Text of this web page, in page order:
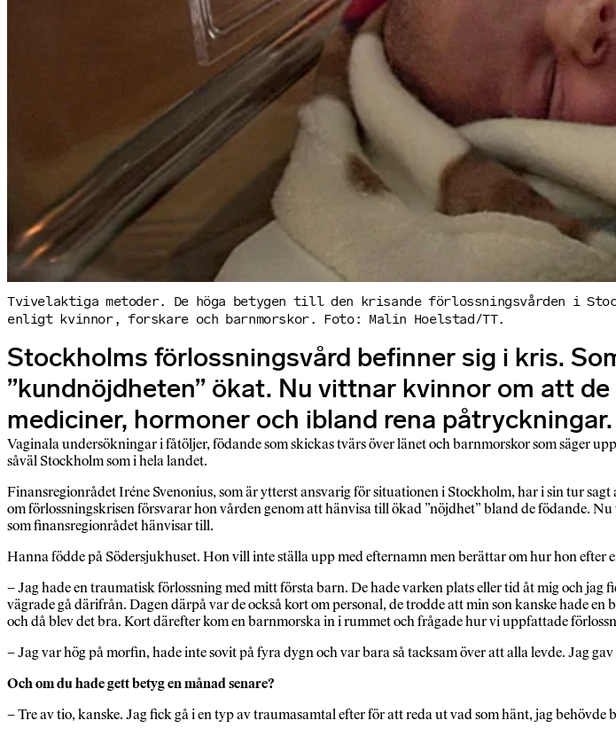
Tvivelaktiga metoder. De höga betygen till den krisande förlossningsvården i
enligt kvinnor, forskare och barnmorskor. Foto: Malin Hoelstad/TT.
Stockholms förlossningsvård befinner sig i kris.
”kundnöjdheten” ökat. Nu vittnar kvinnor om att
mediciner, hormoner och ibland rena påtryckningar.
Vaginala undersökningar i fåtöljer, födande som skickas tvärs över länet och barnmorskor som säger
såväl Stockholm som i hela landet.
Finansregionrådet Iréne Svenonius, som är ytterst ansvarig för situationen i Stockholm, har i sin tur
om förlossningskrisen försvarar hon vården genom att hänvisa till ökad ”nöjdhet” bland de födande.
som finansregionrådet hänvisar till.
Hanna födde på Södersjukhuset. Hon vill inte ställa upp med efternamn men berättar om hur hon efter
– Jag hade en traumatisk förlossning med mitt första barn. De hade varken plats eller tid åt mig och
vägrade gå därifrån. Dagen därpå var de också kort om personal, de trodde att min son kanske hade
och då blev det bra. Kort därefter kom en barnmorska in i rummet och frågade hur vi uppfattade
– Jag var hög på morfin, hade inte sovit på fyra dygn och var bara så tacksam över att alla levde. Jag
Och om du hade gett betyg en månad senare?
– Tre av tio, kanske. Jag fick gå i en typ av traumasamtal efter för att reda ut vad som hänt, jag behövde